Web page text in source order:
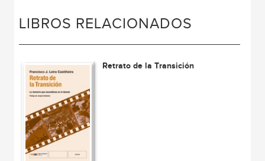
LIBROS RELACIONADOS
Retrato de la Transición